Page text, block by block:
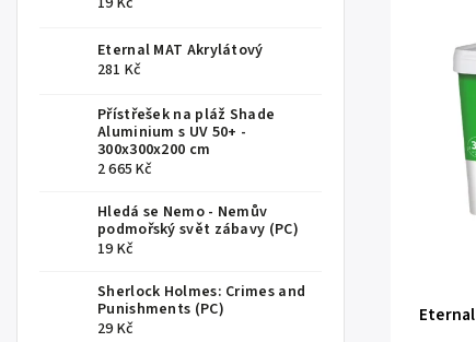
Eternal MAT Akrylátový
281 Kč
Přístřešek na pláž Shade
Aluminium s UV 50+ -
300x300x200 cm
2 665 Kč
Hledá se Nemo - Nemův
podmořský svět zábavy (PC)
19 Kč
Sherlock Holmes: Crimes and
Punishments (PC)
29 Kč